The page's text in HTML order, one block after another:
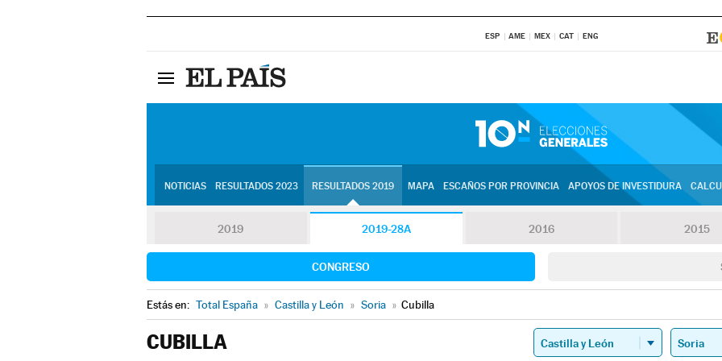
ESP AME MEX CAT ENG
NOTICIAS RESULTADOS 2023 RESULTADOS 2019 MAPA ESCAÑOS POR PROVINCIA APOYOS DE INVESTIDURA
2019 2019-28A 2016 2015
CONGRESO
Estás en: Total España » Castilla y León » Soria » Cubilla
CUBILLA